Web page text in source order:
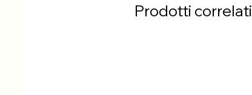
Prodotti correlati